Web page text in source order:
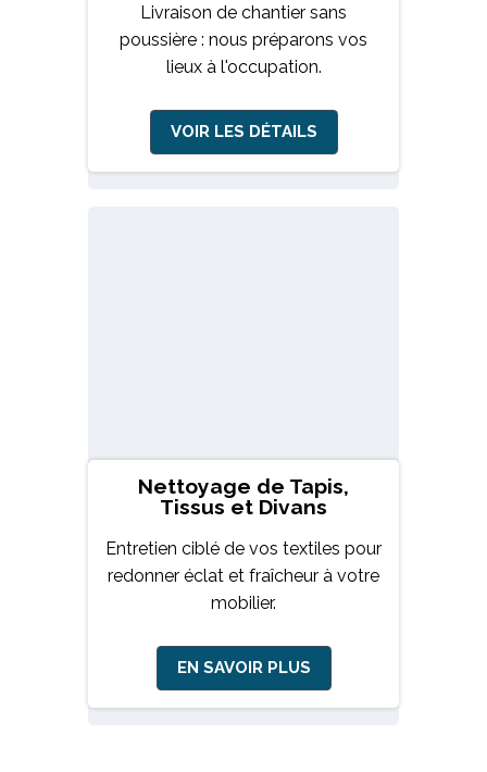
Livraison de chantier sans
poussière : nous préparons vos
lieux à l'occupation.
VOIR LES DÉTAILS
Nettoyage de Tapis,
Tissus et Divans
Entretien ciblé de vos textiles pour
redonner éclat et fraîcheur à votre
mobilier.
EN SAVOIR PLUS